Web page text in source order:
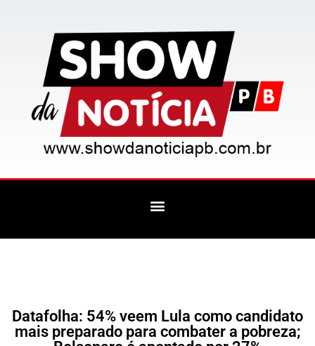
Datafolha: 54% veem Lula como candidato
mais preparado para combater a pobreza;